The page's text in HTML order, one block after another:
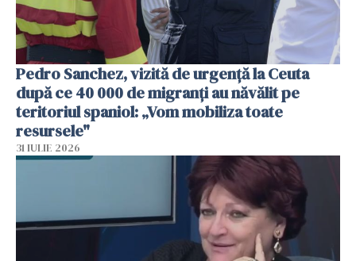
Pedro Sanchez, vizită de urgență la Ceuta
după ce 40 000 de migranți au năvălit pe
teritoriul spaniol: „Vom mobiliza toate
resursele"
31 IULIE 2026